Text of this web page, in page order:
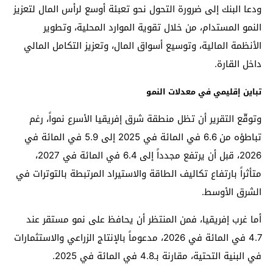
ودعا البنك إلى ضرورة التحول نحو تعبئة أوسع لرأس المال لتعزيز
النمو المستدام، من خلال تقوية الموارد المحلية، وتطوير
الأنظمة المالية، وتوسيع أسواق المال، وتعزيز التكامل المالي
داخل القارة.
تباين إقليمي في معدلات النمو
وتوقّع التقرير أن تظل منطقة شرق إفريقيا الأسرع نمواً، رغم
تباطؤه من 6.6 في المائة في 2025 إلى 5.9 في المائة في
2026، قبل أن يرتفع مجدداً إلى 6.4 في المائة في 2027،
متأثراً بارتفاع تكاليف الطاقة والاستيراد المرتبطة بالتوترات في
الشرق الأوسط.
أما غرب إفريقيا، فمن المنتظر أن يحافظ على نمو مستقر عند
4.7 في المائة في 2026، مدعوماً بالإنتاج الزراعي والاستثمارات
في البنية التحتية، مقارنة بـ4.8 في المائة في 2025.